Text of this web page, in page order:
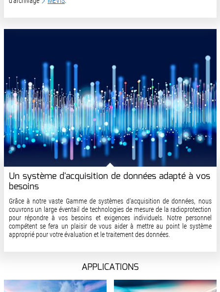
Un système d'acquisition de données adapté à vos
besoins
Grâce à notre vaste Gamme de systèmes d'acquisition de données, nous
couvrons un large éventail de technologies de mesure de la radioprotection
pour répondre à vos besoins et exigences individuels. Notre personnel
compétent se fera un plaisir de vous aider à mettre au point le système
approprié pour votre évaluation et le traitement des données.
APPLICATIONS